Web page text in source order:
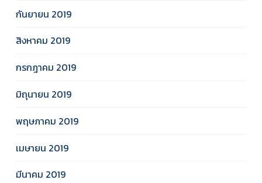
กันยายน 2019
สิงหาคม 2019
กรกฎาคม 2019
มิถุนายน 2019
พฤษภาคม 2019
เมษายน 2019
มีนาคม 2019